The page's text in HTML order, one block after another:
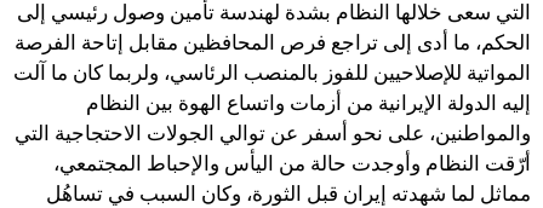
التي سعى خلالها النظام بشدة لهندسة تأمين وصول رئيسي إلى
الحكم، ما أدى إلى تراجع فرص المحافظين مقابل إتاحة الفرصة
المواتية للإصلاحيين للفوز بالمنصب الرئاسي، ولربما كان ما آلت
إليه الدولة الإيرانية من أزمات واتساع الهوة بين النظام
والمواطنين، على نحو أسفر عن توالي الجولات الاحتجاجية التي
أرّقت النظام وأوجدت حالة من اليأس والإحباط المجتمعي،
مماثل لما شهدته إيران قبل الثورة، وكان السبب في تساهُل